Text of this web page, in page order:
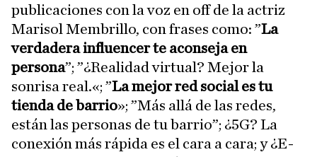
publicaciones con la voz en off de la actriz
Marisol Membrillo, con frases como: ”La
verdadera influencer te aconseja en
persona”; ”¿Realidad virtual? Mejor la
sonrisa real.«; ”La mejor red social es tu
tienda de barrio»; ”Más allá de las redes,
están las personas de tu barrio”; ¿5G? La
conexión más rápida es el cara a cara; y ¿E-